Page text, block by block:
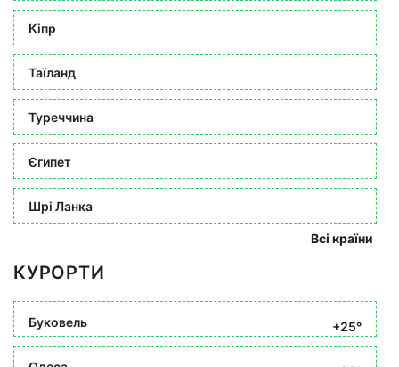
Кіпр
Таїланд
Туреччина
Єгипет
Шрі Ланка
Всі країни
КУРОРТИ
Буковель +25°